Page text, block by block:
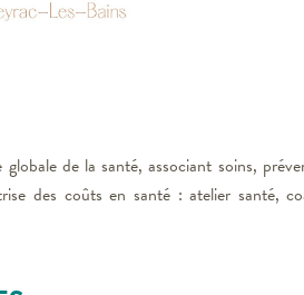
de la santé, associant soins,
des coûts en santé : atelier santé,